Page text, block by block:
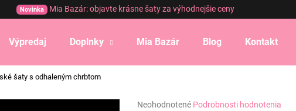
Novinka Mia Bazár: objavte krásne šaty za výhodnejšie ceny
Výpredaj Doplnky Mia Bazár Blog Kontakt
šaty s odhaleným chrbtom
Priemerné
Neohodnotené Podrobnosti hodnotenia
Čo potrebujete nájsť?
HĽADAŤ